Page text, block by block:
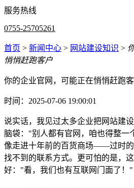
服务热线
0755-25705261
首页 > 新闻中心 > 网站建设知识 >
悄悄赶跑客户
你的企业官网，可能正在悄悄赶跑
时间：2025-07-06 19:00:01
说实话，我见过太多企业把网站建
脑袋："别人都有官网，咱也得整一
像走进十年前的百货商场——过时
找不到的联系方式。更可怕的是，
好："看，我们也有互联网门面了！"